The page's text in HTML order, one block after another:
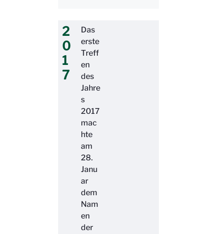
2
0
1
7
Das
erste
Treff
en
des
Jahre
s
2017
mac
hte
am
28.
Janu
ar
dem
Nam
en
der